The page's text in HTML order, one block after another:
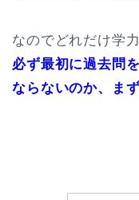
なのでどれだけ学
必ず最初に過去問
ならないのか、ま